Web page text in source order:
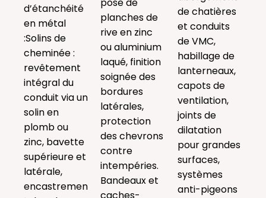
d’étanchéité
en métal
:Solins de
cheminée :
revêtement
intégral du
conduit via un
solin en
plomb ou
zinc, bavette
supérieure et
latérale,
encastremen
planches de
rive en zinc
ou aluminium
laqué, finition
soignée des
bordures
latérales,
protection
des chevrons
contre
intempéries.
Bandeaux et
de chatières
et conduits
de VMC,
habillage de
lanterneaux,
capots de
ventilation,
joints de
dilatation
pour grandes
surfaces,
systèmes
anti-pigeons